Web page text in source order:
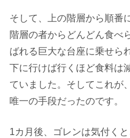
そして、上の階層から順番
階層の者からどんどん食べ
ばれる巨大な台座に乗せら
下に行けば行くほど食料は
ていました。そしてこれが
唯一の手段だったのです。
1カ月後、ゴレンは気付く